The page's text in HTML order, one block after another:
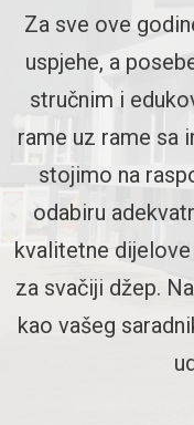
Za sve ove
uspjehe, a
stručnim i
rame uz rame sa
stojimo na
odabiru
kvalitetne
za svačiji džep.
kao vašeg